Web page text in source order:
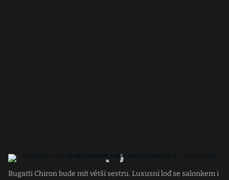
Bugatti Chiron bude mít větší sestru. Luxusní loď se salonkem i